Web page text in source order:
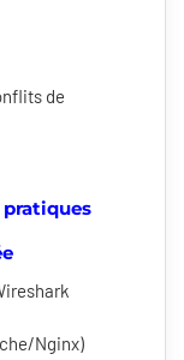
de
pratiques
Nginx)